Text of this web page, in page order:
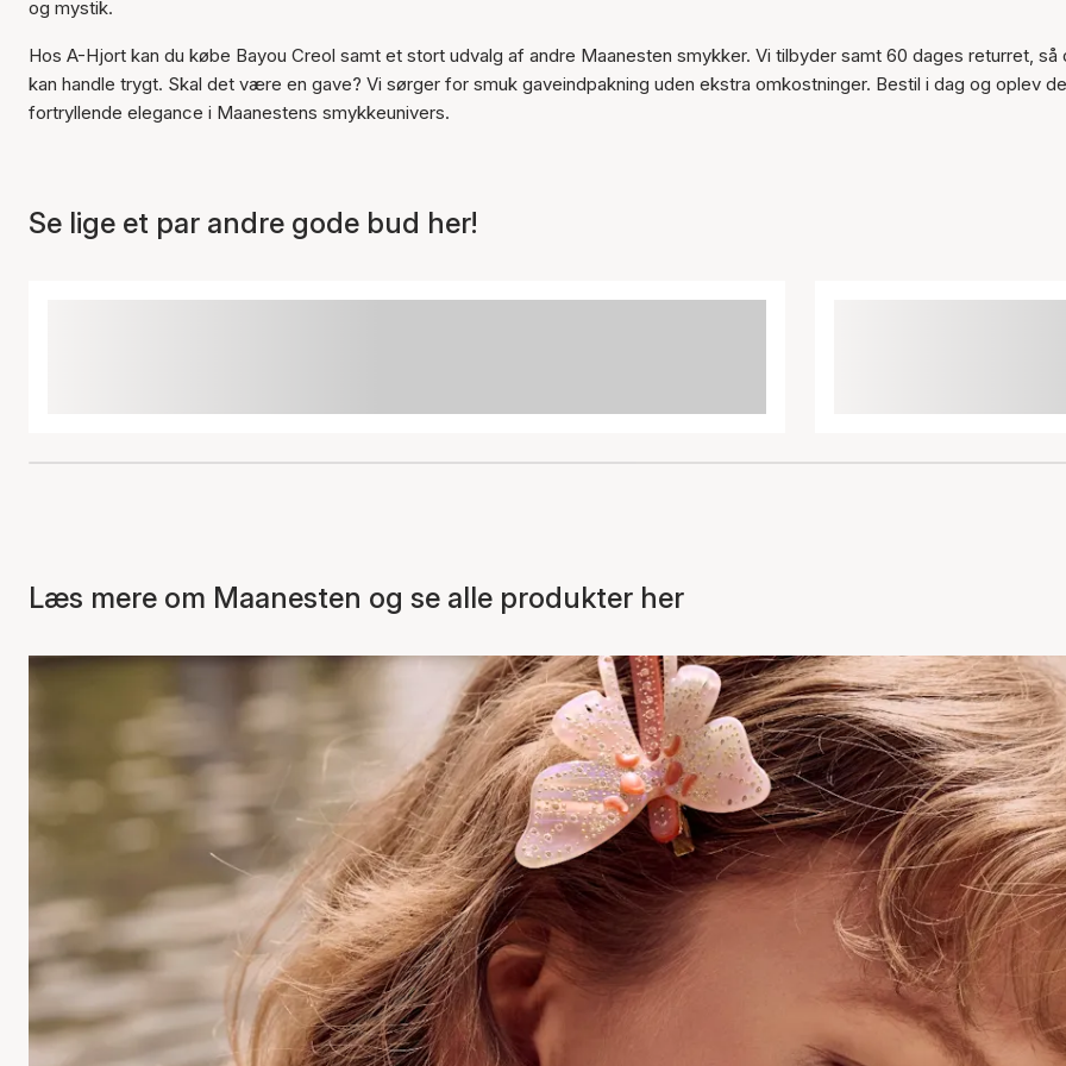
og mystik.
Hos A-Hjort kan du købe Bayou Creol samt et stort udvalg af andre Maanesten smykker. Vi tilbyder samt 60 dages returret, så
kan handle trygt. Skal det være en gave? Vi sørger for smuk gaveindpakning uden ekstra omkostninger. Bestil i dag og oplev
fortryllende elegance i Maanestens smykkeunivers.
Se lige et par andre gode bud her!
Læs mere om Maanesten og se alle produkter her